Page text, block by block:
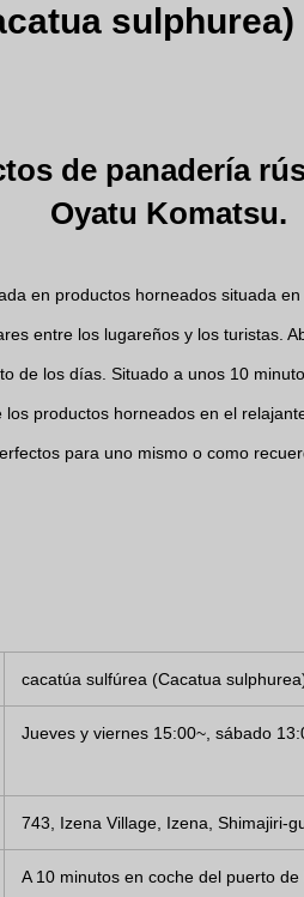
sulphurea)
de panadería
Oyatu Komatsu.
en productos horneados situada
entre los lugareños y los turistas.
de los días. Situado a unos 10
productos horneados en el
para uno mismo o como
cacatúa sulfúrea (Cacatua
Jueves y viernes 15:00~, sábado
743, Izena Village, Izena, Shimajiri-
A 10 minutos en coche del puerto de